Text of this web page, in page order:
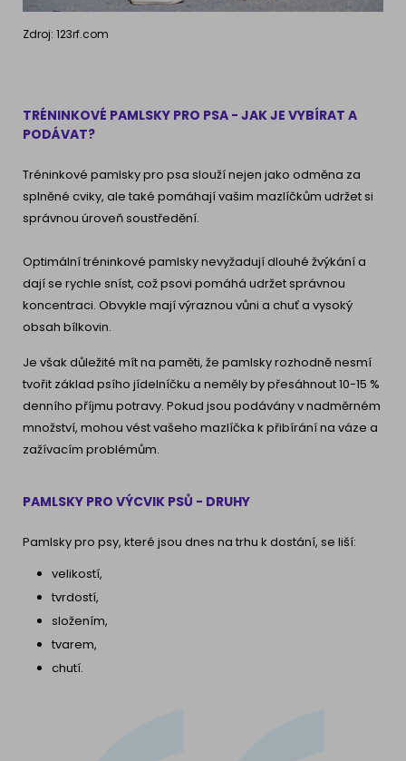
Zdroj: 123rf.com
TRÉNINKOVÉ PAMLSKY PRO PSA - JAK JE VYBÍRAT A
PODÁVAT?
Tréninkové pamlsky pro psa slouží nejen jako odměna za
splněné cviky, ale také pomáhají vašim mazlíčkům udržet si
správnou úroveň soustředění.
Optimální tréninkové pamlsky nevyžadují dlouhé žvýkání a
dají se rychle sníst, což psovi pomáhá udržet správnou
koncentraci. Obvykle mají výraznou vůni a chuť a vysoký
obsah bílkovin.
Je však důležité mít na paměti, že pamlsky rozhodně nesmí
tvořit základ psího jídelníčku a neměly by přesáhnout 10-15 %
denního příjmu potravy. Pokud jsou podávány v nadměrném
množství, mohou vést vašeho mazlíčka k přibírání na váze a
zažívacím problémům.
PAMLSKY PRO VÝCVIK PSŮ - DRUHY
Pamlsky pro psy, které jsou dnes na trhu k dostání, se liší:
velikostí,
tvrdostí,
složením,
tvarem,
chutí.